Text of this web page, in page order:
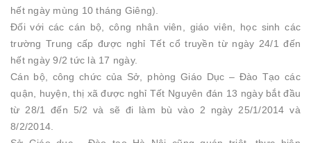
hết ngày mùng 10 tháng Giêng).
Đối với các cán bộ, công nhân viên, giáo viên, học sinh các
trường Trung cấp được nghỉ Tết cổ truyền từ ngày 24/1 đến
hết ngày 9/2 tức là 17 ngày.
Cán bộ, công chức của Sở, phòng Giáo Dục – Đào Tạo các
quận, huyện, thị xã được nghỉ Tết Nguyên đán 13 ngày bắt đầu
từ 28/1 đến 5/2 và sẽ đi làm bù vào 2 ngày 25/1/2014 và
8/2/2014.